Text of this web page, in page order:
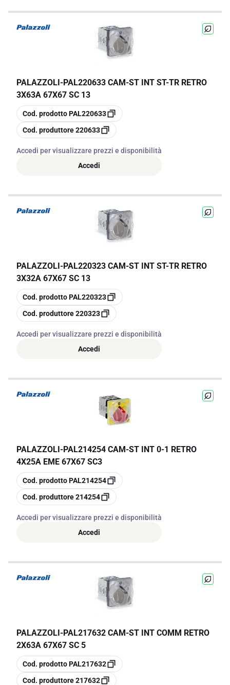
PALAZZOLI-PAL220633 CAM-ST INT ST-TR RETRO
3X63A 67X67 SC 13
copia
Cod. prodottoPAL220633
copia
Cod. produttore220633
Accedi per visualizzare prezzi e disponibilità
Accedi
PALAZZOLI-PAL220323 CAM-ST INT ST-TR RETRO
3X32A 67X67 SC 13
copia
Cod. prodottoPAL220323
copia
Cod. produttore220323
Accedi per visualizzare prezzi e disponibilità
Accedi
PALAZZOLI-PAL214254 CAM-ST INT 0-1 RETRO
4X25A EME 67X67 SC3
copia
Cod. prodottoPAL214254
copia
Cod. produttore214254
Accedi per visualizzare prezzi e disponibilità
Accedi
PALAZZOLI-PAL217632 CAM-ST INT COMM RETRO
2X63A 67X67 SC 5
copia
Cod. prodottoPAL217632
copia
Cod. produttore217632